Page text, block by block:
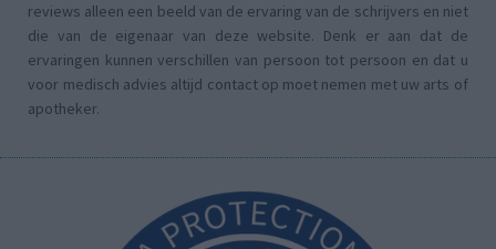
reviews alleen een beeld van de ervaring van de schrijvers en niet
die van de eigenaar van deze website. Denk er aan dat de
ervaringen kunnen verschillen van persoon tot persoon en dat u
voor medisch advies altijd contact op moet nemen met uw arts of
apotheker.